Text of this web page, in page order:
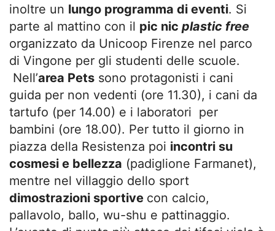
inoltre un lungo programma di eventi. Si
parte al mattino con il pic nic plastic free
organizzato da Unicoop Firenze nel parco
di Vingone per gli studenti delle scuole.
Nell’area Pets sono protagonisti i cani
guida per non vedenti (ore 11.30), i cani da
tartufo (per 14.00) e i laboratori per
bambini (ore 18.00). Per tutto il giorno in
piazza della Resistenza poi incontri su
cosmesi e bellezza (padiglione Farmanet),
mentre nel villaggio dello sport
dimostrazioni sportive con calcio,
pallavolo, ballo, wu-shu e pattinaggio.